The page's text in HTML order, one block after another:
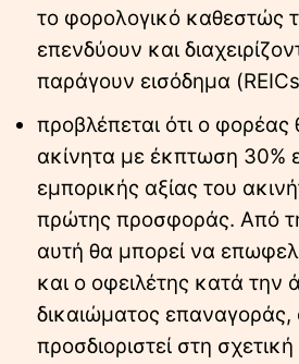
το φορολογικό καθεστώς
επενδύουν και
παράγουν εισόδημα
προβλέπεται ότι ο
ακίνητα με έκπτωση 30%
εμπορικής αξίας του
πρώτης προσφοράς. Από
αυτή θα μπορεί να
και ο οφειλέτης κατά την
δικαιώματος
προσδιοριστεί στη